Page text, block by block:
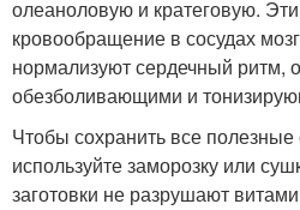
олеаноловую и кратеговую.
кровообращение в сосудах
нормализуют сердечный ритм,
обезболивающими и
Чтобы сохранить все
используйте заморозку или
заготовки не разрушают